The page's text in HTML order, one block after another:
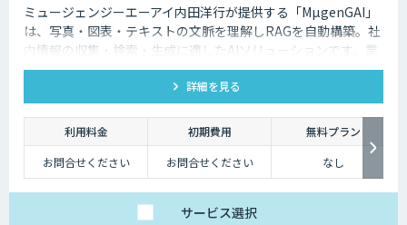
ミュージェンジーエーアイ内田洋行が提供する「MµgenGAI」
は、写真・図表・テキストの文脈を理解しRAGを自動構築。社
内情報の収集・検索・生成に適したAIソリューションです。業
種を問わず業務効率とナレッジ活用を支援します。
詳細を見る
利用料金 初期費用
無料プラン
お問合せください
お問合せください なし
サービス選択